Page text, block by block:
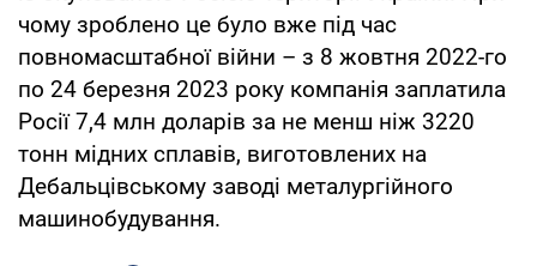
чому зроблено це було вже під час
повномасштабної війни – з 8 жовтня 2022-го
по 24 березня 2023 року компанія заплатила
Росії 7,4 млн доларів за не менш ніж 3220
тонн мідних сплавів, виготовлених на
Дебальцівському заводі металургійного
машинобудування.